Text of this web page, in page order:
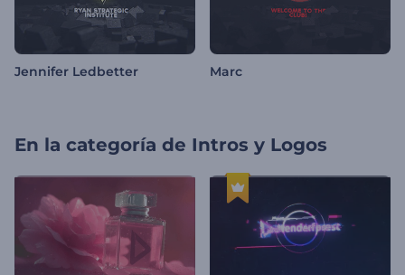
Jennifer Ledbetter Marc
En la categoría de Intros y Logos